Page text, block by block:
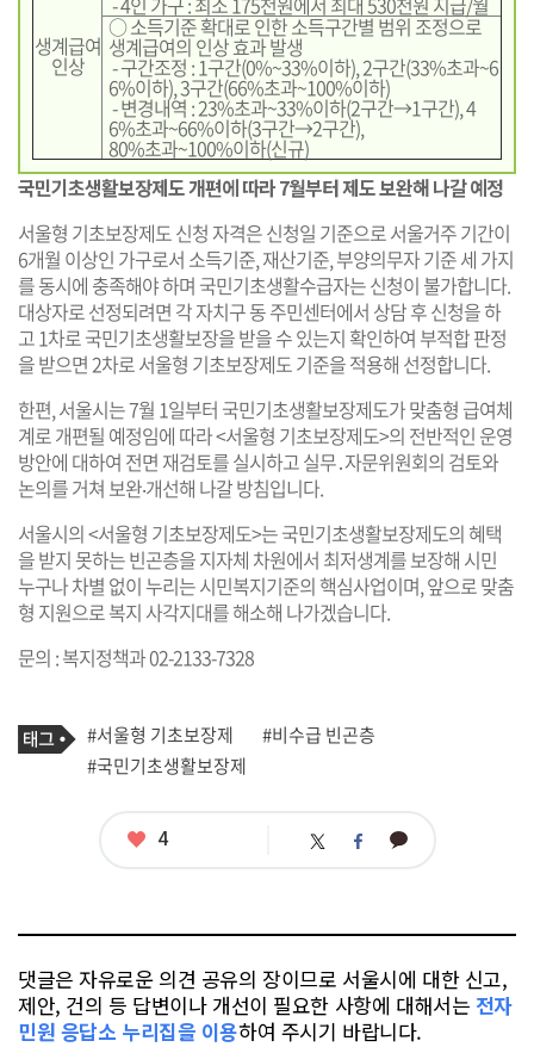
생계급여
인상
○ 소득기준 확대로 인한 소득구간별 범위 조정으로
생계급여의 인상 효과 발생
- 구간조정 : 1구간(0%~33%이하), 2구간(33%초과~6
6%이하), 3구간(66%초과~100%이하)
- 변경내역 : 23%초과~33%이하(2구간→1구간), 4
6%초과~66%이하(3구간→2구간),
80%초과~100%이하(신규)
국민기초생활보장제도 개편에 따라 7월부터 제도 보완해 나갈 예정
서울형 기초보장제도 신청 자격은 신청일 기준으로 서울거주 기간이
6개월 이상인 가구로서 소득기준, 재산기준, 부양의무자 기준 세 가지
를 동시에 충족해야 하며 국민기초생활수급자는 신청이 불가합니다.
대상자로 선정되려면 각 자치구 동 주민센터에서 상담 후 신청을 하
고 1차로 국민기초생활보장을 받을 수 있는지 확인하여 부적합 판정
을 받으면 2차로 서울형 기초보장제도 기준을 적용해 선정합니다.
한편, 서울시는 7월 1일부터 국민기초생활보장제도가 맞춤형 급여체
계로 개편될 예정임에 따라 <서울형 기초보장제도>의 전반적인 운영
방안에 대하여 전면 재검토를 실시하고 실무․자문위원회의 검토와
논의를 거쳐 보완‧개선해 나갈 방침입니다.
서울시의 <서울형 기초보장제도>는 국민기초생활보장제도의 혜택
을 받지 못하는 빈곤층을 지자체 차원에서 최저생계를 보장해 시민
누구나 차별 없이 누리는 시민복지기준의 핵심사업이며, 앞으로 맞춤
형 지원으로 복지 사각지대를 해소해 나가겠습니다.
문의 : 복지정책과 02-2133-7328
기
사
관
련
태
그
#서울형 기초보장제
#비수급 빈곤층
#국민기초생활보장제
좋
4 트 페 카
댓글은 자유로운 의견 공유의 장이므로 서울시에 대한 신고,
제안, 건의 등 답변이나 개선이 필요한 사항에 대해서는 전자
민원 응답소 누리집을 이용하여 주시기 바랍니다.